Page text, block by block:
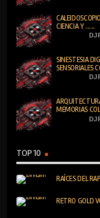
CIENCIA Y ......
SINESTESIA
SENSORIALES
MEMORIAS
TOP 10
RAÍCES DEL
RETRO GOLD